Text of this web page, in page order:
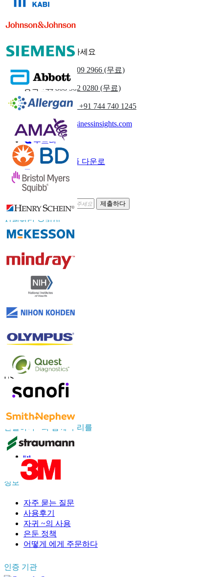
의료 클라이언트
우리에게 연락하세요
우리를 +1 833 909 2966 (무료)
영국 +44 808 502 0280 (무료)
(아시아 태평양) +91 744 740 1245
sales@fortunebusinessinsights.com
부르다
이메일
샘플 다운로
드
뉴스레터 구독
제출하다
신뢰하다 온라인
연락하다 우리를
US
UK+44 808 502 0280 (Toll Free )
APAC+91 744 740 1245
연결하다 ~와 함께 우리를
정보
자주 묻는 질문
사용후기
자귀 ~의 사용
은둔 정책
어떻게 에게 주문하다
인증 기관